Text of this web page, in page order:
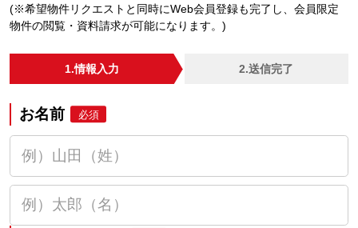
(※希望物件リクエストと同時にWeb会員登録も完了し、会員限定
物件の閲覧・資料請求が可能になります。)
1.情報入力 2.送信完了
お名前 必須